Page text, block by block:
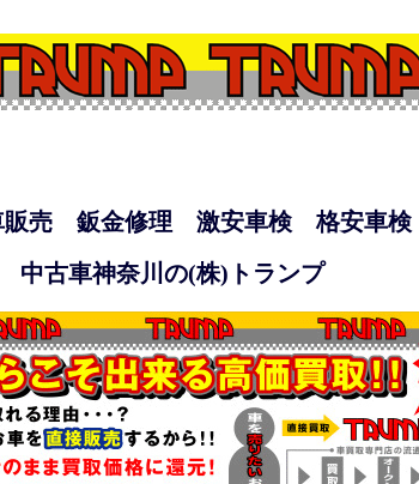
販売 鈑金修理 激安車検 格安車
中古車神奈川の(株)トランプ